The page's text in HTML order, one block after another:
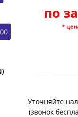
по
*
Уточняйте
(звонок